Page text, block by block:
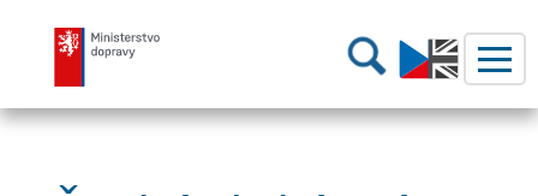
Ministerstvo dopravy Hledání